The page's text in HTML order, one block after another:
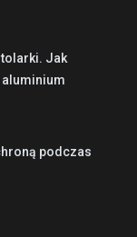
Jak
aluminium
podczas